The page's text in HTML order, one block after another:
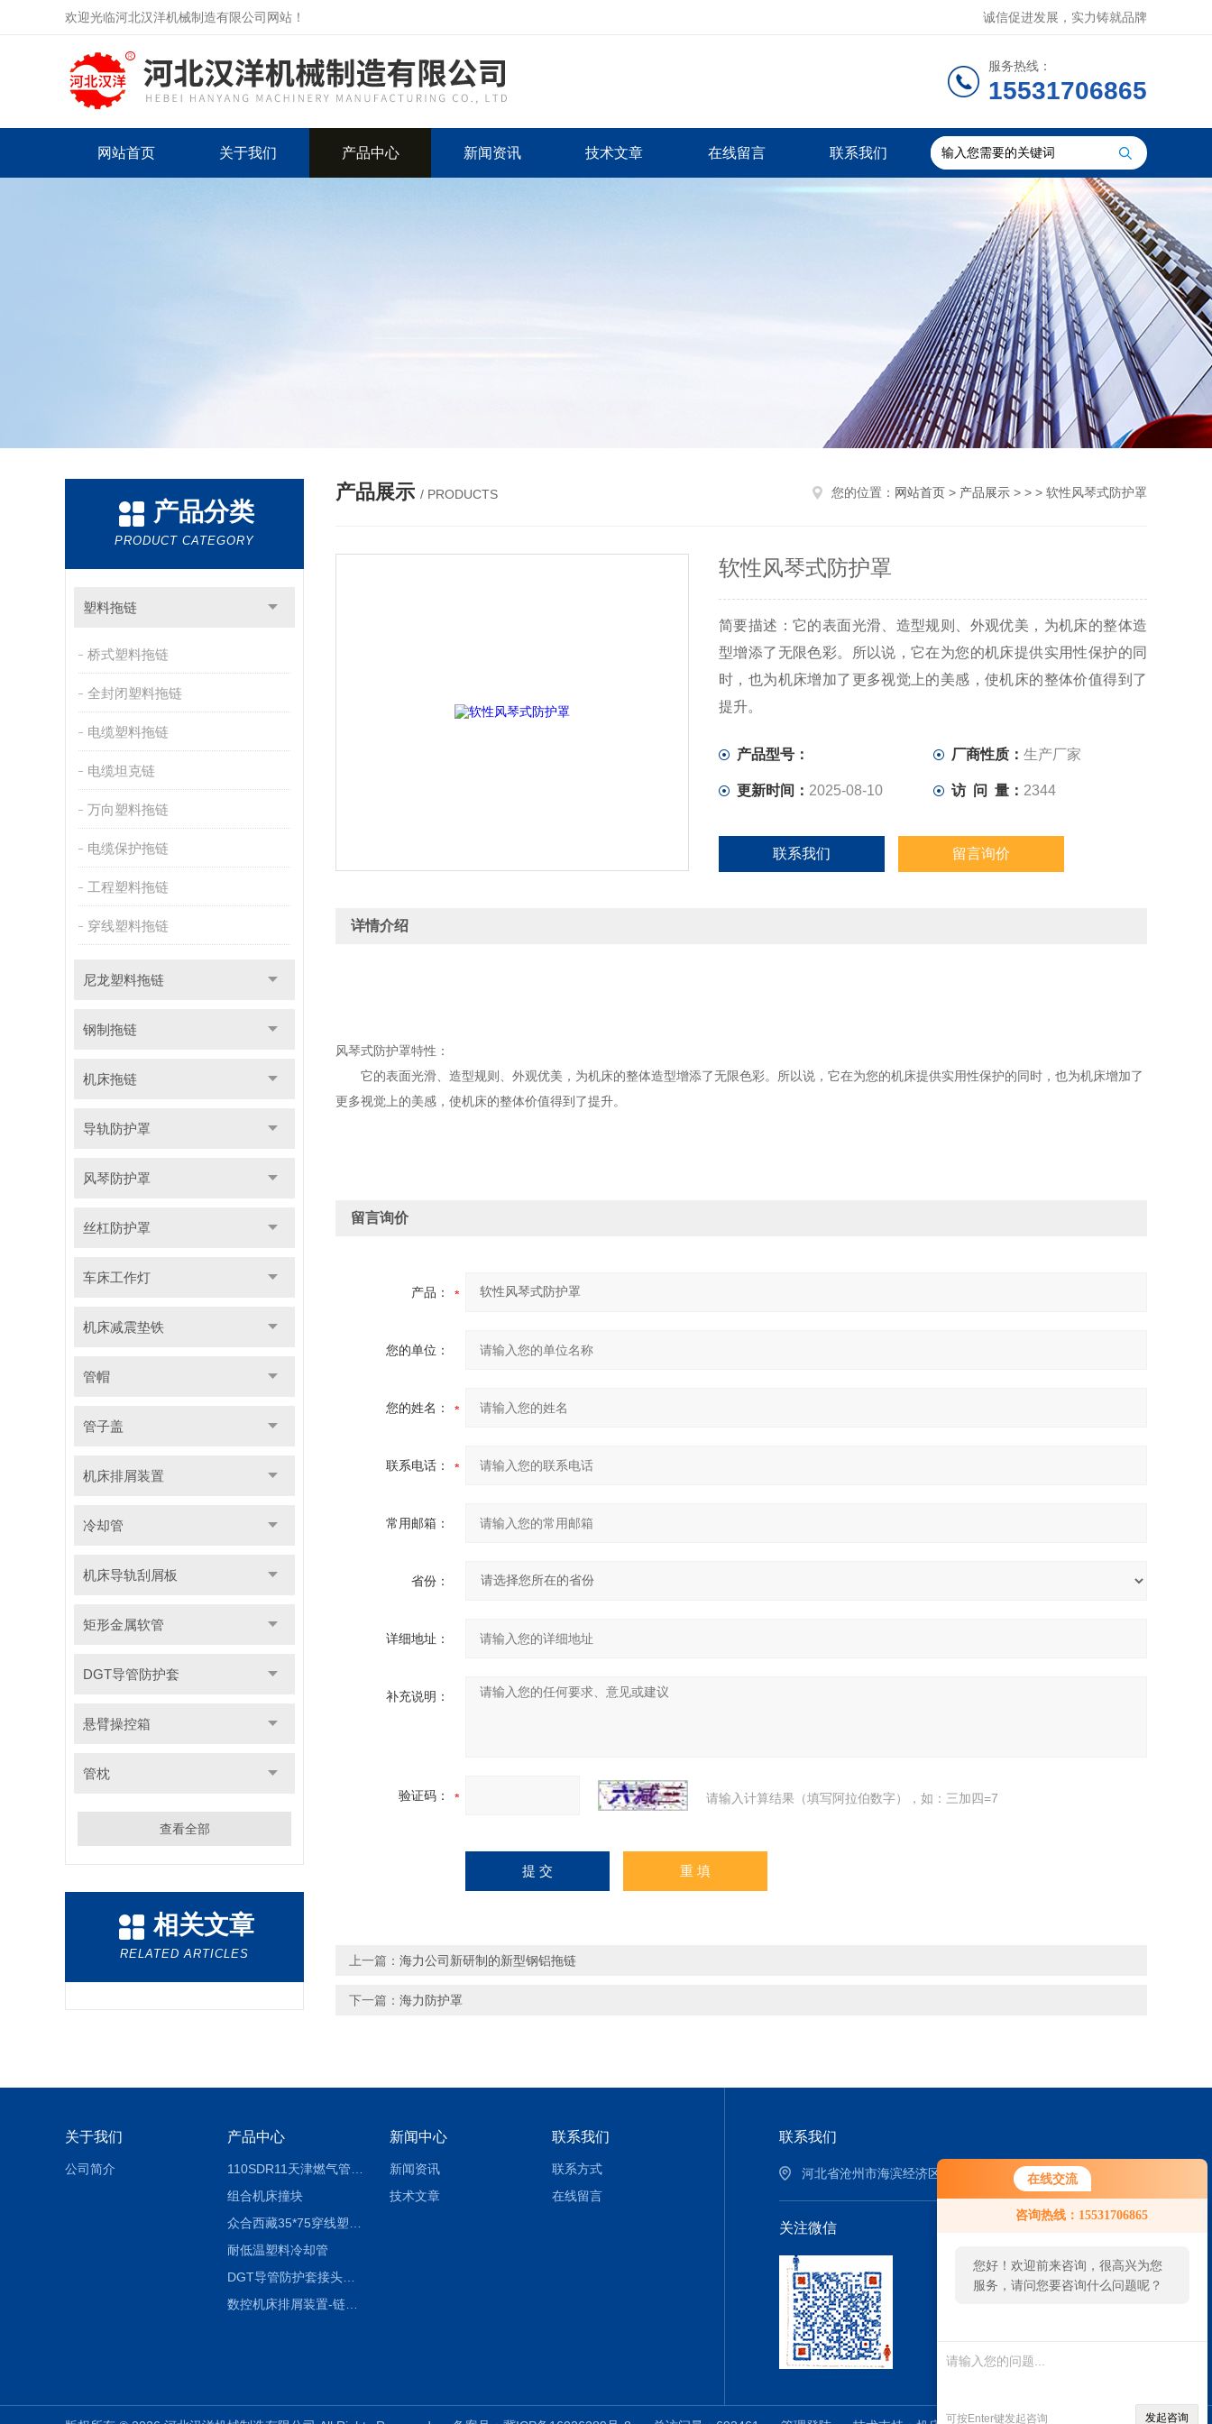
在线交流
咨询热线：15531706865
您好！欢迎前来咨询，很高兴为您
服务，请问您要咨询什么问题呢？
了需求产品，您可以直接在线与我
联系！
可按Enter键发起咨询 发起咨询
欢迎光临河北汉洋机械制造有限公司网站！ 诚信促进发展，实力铸就品牌
服务热线：
15531706865
网站首页 关于我们 产品中心 新闻资讯 技术文章 在线留言 联系我们
产品分类
PRODUCT CATEGORY
塑料拖链
桥式塑料拖链
全封闭塑料拖链
电缆塑料拖链
电缆坦克链
万向塑料拖链
电缆保护拖链
工程塑料拖链
穿线塑料拖链
尼龙塑料拖链
钢制拖链
机床拖链
导轨防护罩
风琴防护罩
丝杠防护罩
车床工作灯
机床减震垫铁
管帽
管子盖
机床排屑装置
冷却管
机床导轨刮屑板
矩形金属软管
DGT导管防护套
悬臂操控箱
管枕
查看全部
相关文章
RELATED ARTICLES
产品展示 / PRODUCTS 您的位置： 网站首页 > 产品展示 > > > 软性风琴式防护罩
软性风琴式防护罩
简要描述：它的表面光滑、造型规则、外观优美，为机床的整体造
型增添了无限色彩。所以说，它在为您的机床提供实用性保护的同
时，也为机床增加了更多视觉上的美感，使机床的整体价值得到了
提升。
产品型号： 厂商性质： 生产厂家
更新时间： 2025-08-10 访 问 量： 2344
联系我们 留言询价
详情介绍
风琴式防护罩特性：
它的表面光滑、造型规则、外观优美，为机床的整体造型增添了无限色彩。所以说，它在为您的机床提供实用性保护的同时，也为机床增加了
更多视觉上的美感，使机床的整体价值得到了提升。
留言询价
产品：
您的单位：
您的姓名：
联系电话：
常用邮箱：
省份：
详细地址：
补充说明：
验证码： 请输入计算结果（填写阿拉伯数字），如：三加四=7
上一篇： 海力公司新研制的新型钢铝拖链
下一篇： 海力防护罩
关于我们
公司简介
产品中心
组合机床撞块
耐低温塑料冷却管
DGT导管防护套接头形式与参数
数控机床排屑装置-链板式排屑机
新闻中心
新闻资讯
技术文章
联系我们
联系方式
在线留言
联系我们
河北省沧州市海滨经济区
关注微信